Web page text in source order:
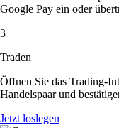
Google Pay ein oder
3
Traden
Öffnen Sie das Trading-
Handelspaar und
Jetzt loslegen